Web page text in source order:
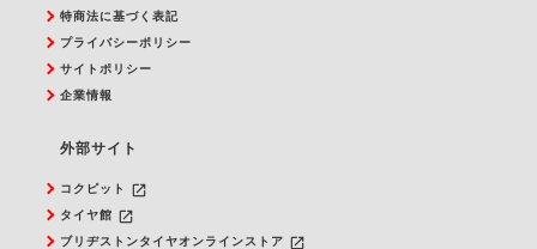
特商法に基づく表記
プライバシーポリシー
サイトポリシー
企業情報
外部サイト
コクピット launch
タイヤ館 launch
ブリヂストンタイヤオンラインストア launch